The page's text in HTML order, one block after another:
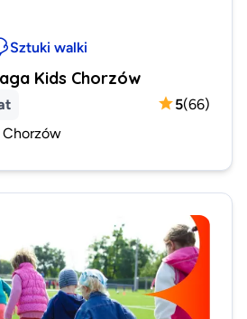
Sztuki walki
Kids Chorzów
5(66)
Chorzów